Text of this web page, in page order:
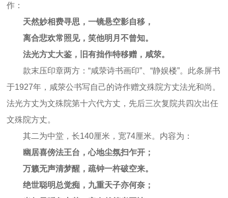
作：
天然妙相费寻思，一镜悬空影自移，
离合悲欢常照见，笑他明月不曾知。
法光方丈大鉴，旧有拙作特移赠，咸荥。
款末压印章两方：“咸荥诗书画印”、“静娱楼”。此条屏书
于1927年，咸荥公书写自己的诗作赠文殊院方丈法光和尚。
法光方丈为文殊院第十六代方丈，先后三次复院共四次出任
文殊院方丈。
其二为中堂，长140厘米，宽74厘米。内容为：
幽居喜傍法王台，心地尘氛扫乍开；
万籁无声清梦醒，疏钟一杵破空来。
绝世聪明总觉痴，九重天子亦何奈；